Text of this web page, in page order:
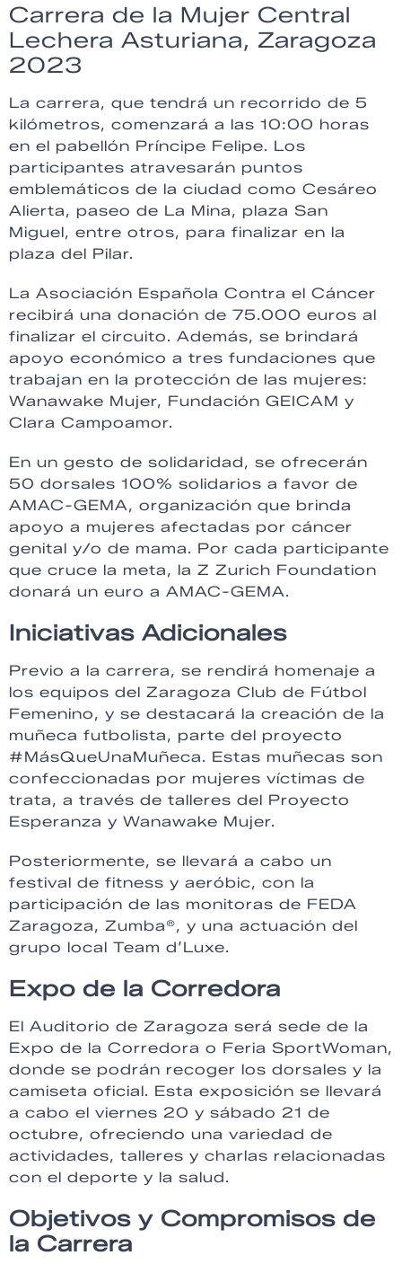
Carrera de la Mujer Central
Lechera Asturiana, Zaragoza
2023
La carrera, que tendrá un recorrido de 5
kilómetros, comenzará a las 10:00 horas
en el pabellón Príncipe Felipe. Los
participantes atravesarán puntos
emblemáticos de la ciudad como Cesáreo
Alierta, paseo de La Mina, plaza San
Miguel, entre otros, para finalizar en la
plaza del Pilar.
La Asociación Española Contra el Cáncer
recibirá una donación de 75.000 euros al
finalizar el circuito. Además, se brindará
apoyo económico a tres fundaciones que
trabajan en la protección de las mujeres:
Wanawake Mujer, Fundación GEICAM y
Clara Campoamor.
En un gesto de solidaridad, se ofrecerán
50 dorsales 100% solidarios a favor de
AMAC-GEMA, organización que brinda
apoyo a mujeres afectadas por cáncer
genital y/o de mama. Por cada participante
que cruce la meta, la Z Zurich Foundation
donará un euro a AMAC-GEMA.
Iniciativas Adicionales
Previo a la carrera, se rendirá homenaje a
los equipos del Zaragoza Club de Fútbol
Femenino, y se destacará la creación de la
muñeca futbolista, parte del proyecto
#MásQueUnaMuñeca. Estas muñecas son
confeccionadas por mujeres víctimas de
trata, a través de talleres del Proyecto
Esperanza y Wanawake Mujer.
Posteriormente, se llevará a cabo un
festival de fitness y aeróbic, con la
participación de las monitoras de FEDA
Zaragoza, Zumba®, y una actuación del
grupo local Team d’Luxe.
Expo de la Corredora
El Auditorio de Zaragoza será sede de la
Expo de la Corredora o Feria SportWoman,
donde se podrán recoger los dorsales y la
camiseta oficial. Esta exposición se llevará
a cabo el viernes 20 y sábado 21 de
octubre, ofreciendo una variedad de
actividades, talleres y charlas relacionadas
con el deporte y la salud.
Objetivos y Compromisos de
la Carrera